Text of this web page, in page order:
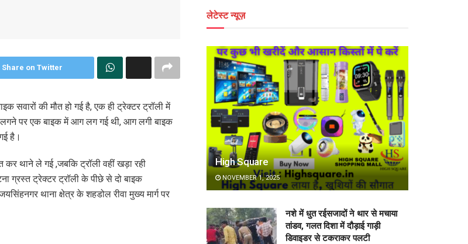
Share on Twitter
की मौत हो गई है, एक ही ट्रेक्टर ट्रॉली में
लगने पर एक बाइक में आग लग गई थी, आग लगी बाइक
है।
थाने ले गई ,जबकि ट्रॉली वहीं खड़ा रही
ग्रस्त ट्रेक्टर ट्रॉली के पीछे से दो बाइक
थाना क्षेत्र के शहडोल रीवा मुख्य मार्ग पर
लेटेस्ट न्यूज़
High Square
NOVEMBER 1, 2025
नशे में धुत रईसजादों ने थार से मचाया
तांडव, गलत दिशा में दौड़ाई गाड़ी
डिवाइडर से टकराकर पलटी